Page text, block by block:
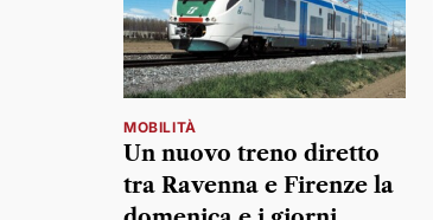
MOBILITÀ
Un nuovo treno diretto
tra Ravenna e Firenze la